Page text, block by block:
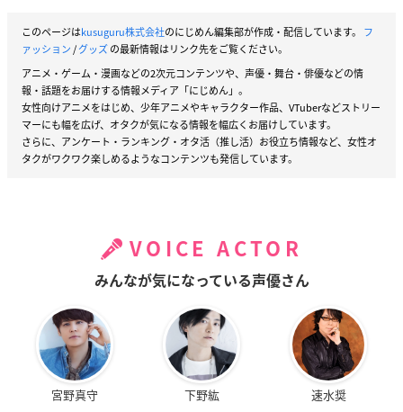
このページはkusuguru株式会社のにじめん編集部が作成・配信しています。 フ
ァッション/グッズの最新情報はリンク先をご覧ください。
アニメ・ゲーム・漫画などの2次元コンテンツや、声優・舞台・俳優などの情
報・話題をお届けする情報メディア「にじめん」。
女性向けアニメをはじめ、少年アニメやキャラクター作品、VTuberなどストリー
マーにも幅を広げ、オタクが気になる情報を幅広くお届けしています。
さらに、アンケート・ランキング・オタ活（推し活）お役立ち情報など、女性オ
タクがワクワク楽しめるようなコンテンツも発信しています。
VOICE ACTOR
みんなが気になっている声優さん
宮野真守 下野紘 速水奨